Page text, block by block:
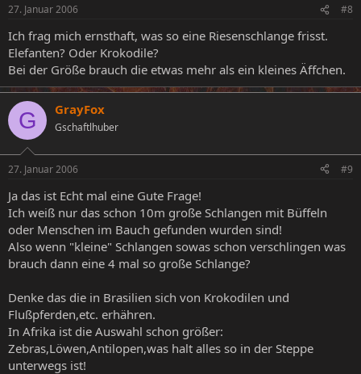
27. Januar 2006 #8
Ich frag mich ernsthaft, was so eine Riesenschlange frisst.
Elefanten? Oder Krokodile?
Bei der Größe brauch die etwas mehr als ein kleines Äffchen.
G GrayFox
Gschaftlhuber
27. Januar 2006 #9
Ja das ist Echt mal eine Gute Frage!
Ich weiß nur das schon 10m große Schlangen mit Büffeln
oder Menschen im Bauch gefunden wurden sind!
Also wenn "kleine" Schlangen sowas schon verschlingen was
brauch dann eine 4 mal so große Schlange?
Denke das die in Brasilien sich von Krokodilen und
Flußpferden,etc. erhähren.
In Afrika ist die Auswahl schon größer:
Zebras,Löwen,Antilopen,was halt alles so in der Steppe
unterwegs ist!